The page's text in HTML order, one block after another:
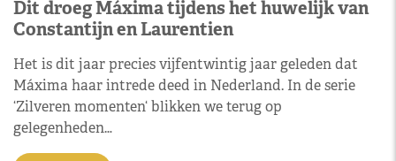
Dit droeg Máxima tijdens het huwelijk van
Constantijn en Laurentien
Het is dit jaar precies vijfentwintig jaar geleden dat
Máxima haar intrede deed in Nederland. In de serie
‘Zilveren momenten‘ blikken we terug op
gelegenheden…